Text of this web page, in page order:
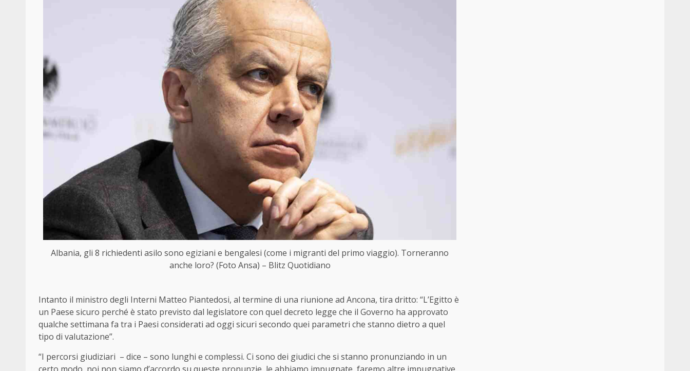
Albania, gli 8 richiedenti asilo sono egiziani e bengalesi (come i migranti del primo viaggio). Torneranno
anche loro? (Foto Ansa) – Blitz Quotidiano
Intanto il ministro degli Interni Matteo Piantedosi, al termine di una riunione ad Ancona, tira dritto: “L’Egitto è
un Paese sicuro perché è stato previsto dal legislatore con quel decreto legge che il Governo ha approvato
qualche settimana fa tra i Paesi considerati ad oggi sicuri secondo quei parametri che stanno dietro a quel
tipo di valutazione”.
“I percorsi giudiziari – dice – sono lunghi e complessi. Ci sono dei giudici che si stanno pronunziando in un